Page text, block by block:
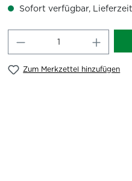
Sofort verfügbar,
Produkt
Zum Merkzettel hinzufügen